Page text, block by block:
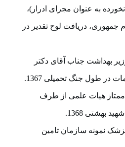
به عنوان مجرای ادرار)،
دریافت لوح تقدیر در
بهداشت جناب آقای دکتر
در طول جنگ تحمیلی 1367.
ممتاز هیات علمی از طرف
بهشتی 1368.
نمونه سازمان تامین